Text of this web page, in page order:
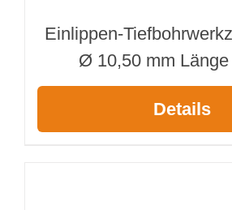
Einlippen-
Ø 10,50 mm
Details